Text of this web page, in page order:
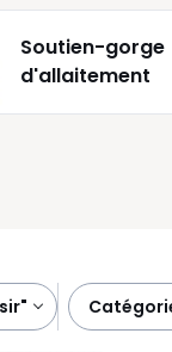
Soutien-gorge
d'allaitement